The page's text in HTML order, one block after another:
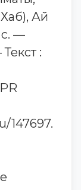
Ай
c. —
:
147697.